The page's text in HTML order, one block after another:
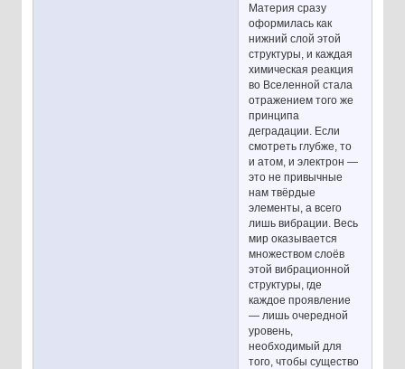
Материя сразу
оформилась как
нижний слой этой
структуры, и каждая
химическая реакция
во Вселенной стала
отражением того же
принципа
деградации. Если
смотреть глубже, то
и атом, и электрон —
это не привычные
нам твёрдые
элементы, а всего
лишь вибрации. Весь
мир оказывается
множеством слоёв
этой вибрационной
структуры, где
каждое проявление
— лишь очередной
уровень,
необходимый для
того, чтобы существо